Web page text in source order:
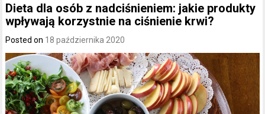
Dieta dla osób z nadciśnieniem: jakie produkty
wpływają korzystnie na ciśnienie krwi?
Posted on 18 października 2020